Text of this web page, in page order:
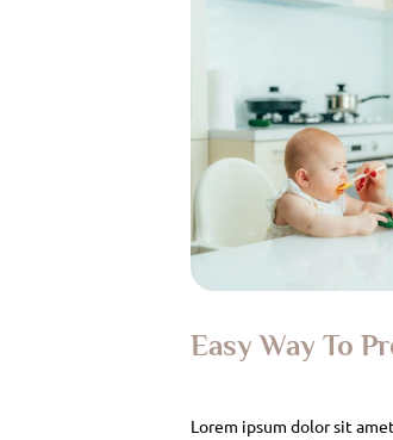
Easy Way To
Lorem ipsum dolor sit